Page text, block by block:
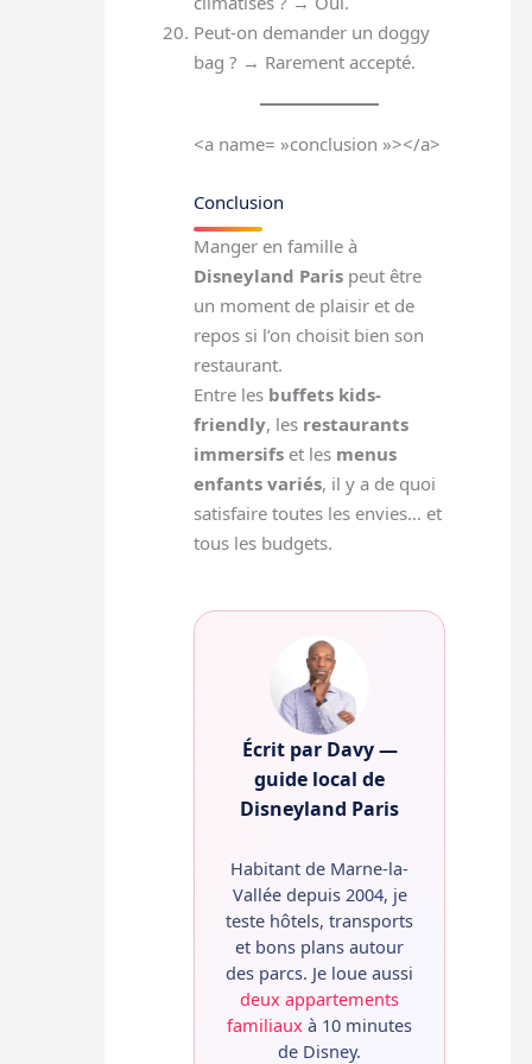
Peut-on demander un doggy
bag ? → Rarement accepté.
<a name= »conclusion »></a>
Conclusion
Manger en famille à
Disneyland Paris peut être
un moment de plaisir et de
repos si l’on choisit bien son
restaurant.
Entre les buffets kids-
friendly, les restaurants
immersifs et les menus
enfants variés, il y a de quoi
satisfaire toutes les envies… et
tous les budgets.
Écrit par Davy —
guide local de
Disneyland Paris
Habitant de Marne-la-
Vallée depuis 2004, je
teste hôtels, transports
et bons plans autour
des parcs. Je loue aussi
deux appartements
familiaux à 10 minutes
de Disney.